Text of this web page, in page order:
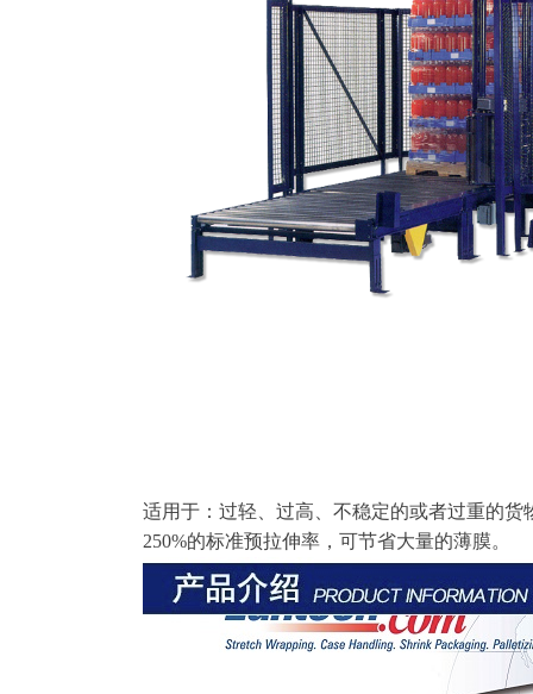
适用于：过轻、过高、不稳定的或者过重的
250%的标准预拉伸率，可节省大量的薄膜。